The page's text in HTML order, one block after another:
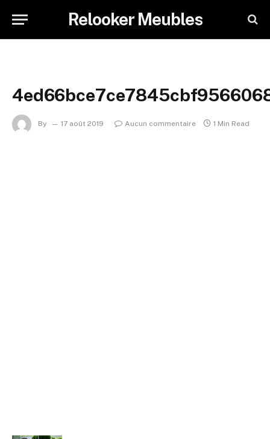
Relooker Meubles
By 17 août 2019 Aucun commentaire 1 Min Read